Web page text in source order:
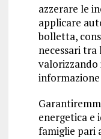
azzerare le
applicare
bolletta,
necessari
valorizzando
energetica e
famiglie pari